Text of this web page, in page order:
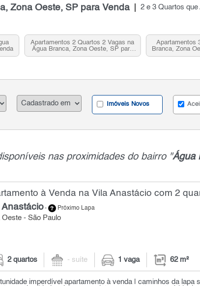
Zona Oeste, SP para Venda 2 e 3 Quartos
Apartamentos 2 Quartos 2 Vagas na
Água Branca, Zona Oeste, SP para
Venda
Apartamentos
Branca, Zona
Imóveis Novos
nas proximidades do bairro "Água
à Venda na Vila Anastácio com 2
Anastácio- Próximo Lapa
Oeste - São Paulo
2 quartos - suíte 1 vaga 62 m²
imperdível apartamento à venda | caminhos da lapa